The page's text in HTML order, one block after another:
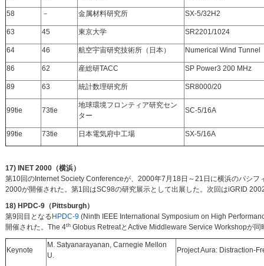
58 － 金属材料研究所 SX-5/32H2
63 45 東京大学 SR2201/1024
64 46 航空宇宙研究技術所（日本） Numerical Wind Tunnel
86 62 産総研TACC SP Power3 200 MHz
89 63 統計数理研究所 SR8000/20
99tie 73tie
地球環境フロンティア研究セン
ター
SC-5/16A
99tie 73tie 日本電気府中工場 SX-5/16A
17) INET 2000（横浜）
第10回のInternet Society Conferenceが、2000年7月18日～21日に横浜のパシ
2000が開催された。第1回はSC98の研究展示として出展した。次回はiGRID
18) HPDC-9（Pittsburgh）
第9回目となる HPDC-9 (Ninth IEEE International Symposium on High
開催された。The 4thGlobus RetreatとActive Middleware Service Workshopが
Keynote
M. Satyanarayanan, Carnegie Mellon
U.
Project Aura: Distraction-